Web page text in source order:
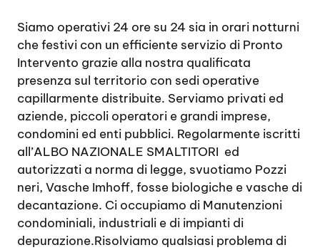
Siamo operativi 24 ore su 24 sia in orari notturni
che festivi con un efficiente servizio di Pronto
Intervento grazie alla nostra qualificata
presenza sul territorio con sedi operative
capillarmente distribuite. Serviamo privati ed
aziende, piccoli operatori e grandi imprese,
condomini ed enti pubblici. Regolarmente iscritti
all’ALBO NAZIONALE SMALTITORI ed
autorizzati a norma di legge, svuotiamo Pozzi
neri, Vasche Imhoff, fosse biologiche e vasche di
decantazione. Ci occupiamo di Manutenzioni
condominiali, industriali e di impianti di
depurazione.Risolviamo qualsiasi problema di